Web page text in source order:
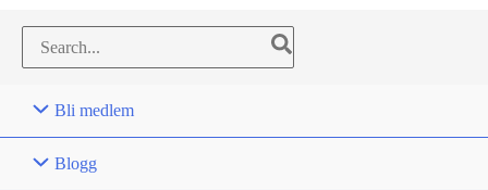
Search
for:
Bli medlem
Blogg